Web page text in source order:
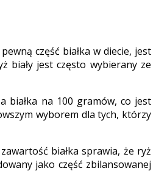
część białka w diecie, jest
biały jest często wybierany ze
białka na 100 gramów, co jest
wyborem dla tych, którzy
białka sprawia, że ryż
jako część zbilansowanej